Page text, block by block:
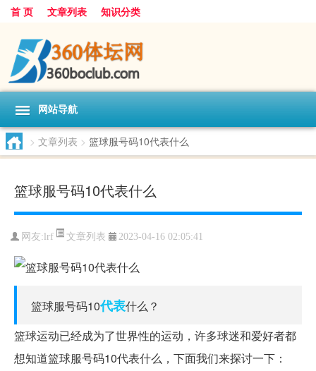
首 页 文章列表 知识分类
网站导航
> 文章列表 > 篮球服号码10代表什么
篮球服号码10代表什么
网友: lrf 文章列表 2023-04-16 02:05:41
篮球服号码10代表什么？
篮球运动已经成为了世界性的运动，许多球迷和爱好者都
想知道篮球服号码10代表什么，下面我们来探讨一下：